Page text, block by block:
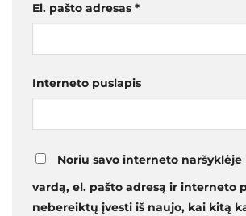
El. pašto adresas *
Interneto puslapis
Noriu savo interneto naršyklėje
vardą, el. pašto adresą ir interneto
nebereiktų įvesti iš naujo, kai kitą